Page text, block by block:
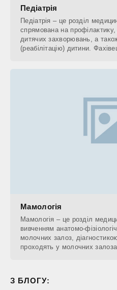
Педіатрія
Педіатрія – це розділ
спрямована на профілактику,
дитячих захворювань, а
(реабілітацію) дитини.
Мамологія
Мамологія – це розділ
вивченням анатомо-
молочних залоз,
проходять у молочних
З БЛОГУ: